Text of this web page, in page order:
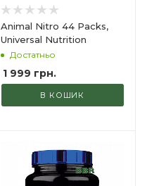
Animal Nitro 44 Packs,
Universal Nutrition
Достатньо
1 999 грн.
В КОШИК